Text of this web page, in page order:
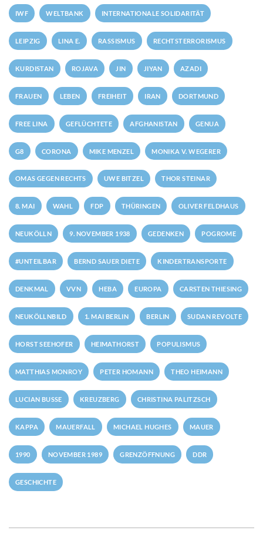
IWF WELTBANK INTERNATIONALE SOLIDARITÄT
LEIPZIG LINA E. RASSISMUS RECHTSTERRORISMUS
KURDISTAN ROJAVA JIN JIYAN AZADI
FRAUEN LEBEN FREIHEIT IRAN DORTMUND
FREE LINA GEFLÜCHTETE AFGHANISTAN GENUA
G8 CORONA MIKE MENZEL MONIKA V. WEGERER
OMAS GEGEN RECHTS UWE BITZEL THOR STEINAR
8. MAI WAHL FDP THÜRINGEN OLIVER FELDHAUS
NEUKÖLLN 9. NOVEMBER 1938 GEDENKEN POGROME
#UNTEILBAR BERND SAUER DIETE KINDERTRANSPORTE
DENKMAL VVN HEBA EUROPA CARSTEN THIESING
NEUKÖLLNBILD 1. MAI BERLIN BERLIN SUDAN REVOLTE
HORST SEEHOFER HEIMATHORST POPULISMUS
MATTHIAS MONROY PETER HOMANN THEO HEIMANN
LUCIAN BUSSE KREUZBERG CHRISTINA PALITZSCH
KAPPA MAUERFALL MICHAEL HUGHES MAUER
1990 NOVEMBER 1989 GRENZÖFFNUNG DDR
GESCHICHTE